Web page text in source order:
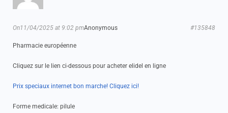
Anonymous
On11/04/2025 at 9:02 pm #135848
Pharmacie européenne
Cliquez sur le lien ci-dessous pour acheter elidel en ligne
Prix speciaux internet bon marche! Cliquez ici!
Forme medicale: pilule